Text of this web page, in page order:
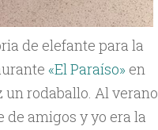
de elefante para la
«El Paraíso» en
rodaballo. Al verano
amigos y yo era la